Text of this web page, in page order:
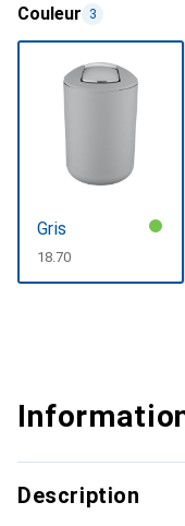
Couleur 3
Gris
CHF
18.70
Description